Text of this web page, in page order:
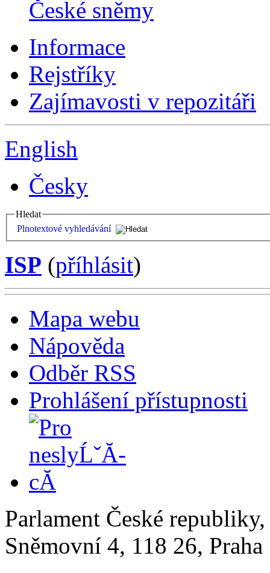
České sněmy
Informace
Rejstříky
Zajímavosti v repozitáři
English
Česky
Hledat
Plnotextové vyhledávání
ISP (příhlásit)
Mapa webu
Nápověda
Odběr RSS
Prohlášení přístupnosti
Parlament České
Sněmovní 4, 118 26,